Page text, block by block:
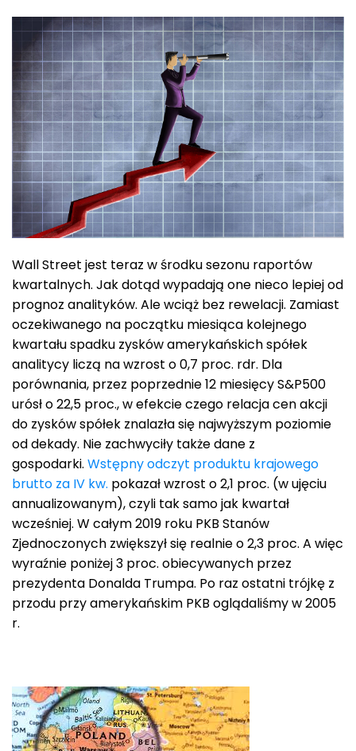
Wall Street jest teraz w środku sezonu raportów
kwartalnych. Jak dotąd wypadają one nieco lepiej od
prognoz analityków. Ale wciąż bez rewelacji. Zamiast
oczekiwanego na początku miesiąca kolejnego
kwartału spadku zysków amerykańskich spółek
analitycy liczą na wzrost o 0,7 proc. rdr. Dla
porównania, przez poprzednie 12 miesięcy S&P500
urósł o 22,5 proc., w efekcie czego relacja cen akcji
do zysków spółek znalazła się najwyższym poziomie
od dekady. Nie zachwyciły także dane z
gospodarki. Wstępny odczyt produktu krajowego
brutto za IV kw. pokazał wzrost o 2,1 proc. (w ujęciu
annualizowanym), czyli tak samo jak kwartał
wcześniej. W całym 2019 roku PKB Stanów
Zjednoczonych zwiększył się realnie o 2,3 proc. A więc
wyraźnie poniżej 3 proc. obiecywanych przez
prezydenta Donalda Trumpa. Po raz ostatni trójkę z
przodu przy amerykańskim PKB oglądaliśmy w 2005
r.